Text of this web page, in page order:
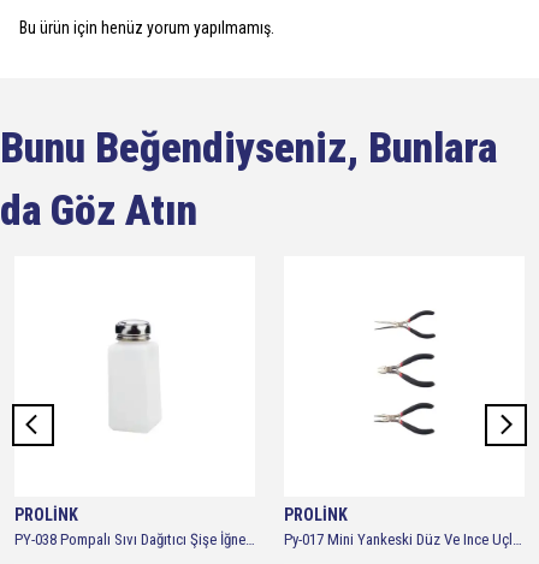
Bu ürün için henüz yorum yapılmamış.
Bunu Beğendiyseniz, Bunlara
da Göz Atın
PROLİNK
PY-038 Pompalı Sıvı Dağıtıcı Şişe İğne Uç 60ML
PROLİNK
Py-017 Mini Yankeski Düz Ve Ince Uçlu Kargaburun 3 Lü Set